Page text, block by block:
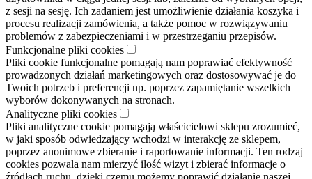
z sesji na sesję. Ich zadaniem jest umożliwienie działania koszyka i
procesu realizacji zamówienia, a także pomoc w rozwiązywaniu
problemów z zabezpieczeniami i w przestrzeganiu przepisów.
Funkcjonalne pliki cookies
Pliki cookie funkcjonalne pomagają nam poprawiać efektywność
prowadzonych działań marketingowych oraz dostosowywać je do
Twoich potrzeb i preferencji np. poprzez zapamiętanie wszelkich
wyborów dokonywanych na stronach.
Analityczne pliki cookies
Pliki analityczne cookie pomagają właścicielowi sklepu zrozumieć,
w jaki sposób odwiedzający wchodzi w interakcję ze sklepem,
poprzez anonimowe zbieranie i raportowanie informacji. Ten rodzaj
cookies pozwala nam mierzyć ilość wizyt i zbierać informacje o